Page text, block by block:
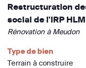
Restructuration
social de l'IRP HLM
Rénovation à Meudon
Type de bien
Terrain à construire